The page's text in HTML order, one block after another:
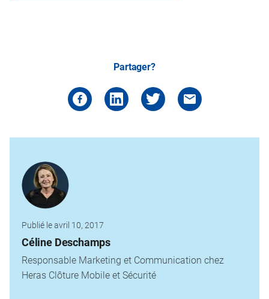
Partager?
Publié le avril 10, 2017
Céline Deschamps
Responsable Marketing et Communication chez
Heras Clôture Mobile et Sécurité